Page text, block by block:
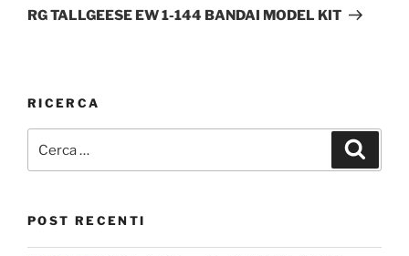
successivo
RG TALLGEESE EW 1-144 BANDAI MODEL KIT
RICERCA
POST RECENTI